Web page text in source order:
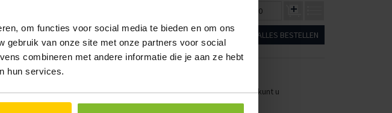
om functies voor social media te bieden en om ons
gebruik van onze site met onze partners voor social
combineren met andere informatie die je aan ze hebt
hun services.
€0,00
ALLES BESTELLEN
en snel producten te bestellen. Uw bestel- en offertelijsten kunt u